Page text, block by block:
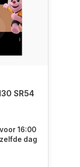
SR54
16:00
dag